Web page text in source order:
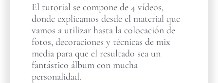
El tutorial se compone de 4 vídeos,
donde explicamos desde el material que
vamos a utilizar hasta la colocación de
fotos, decoraciones y técnicas de mix
media para que el resultado sea un
fantástico álbum con mucha
personalidad.